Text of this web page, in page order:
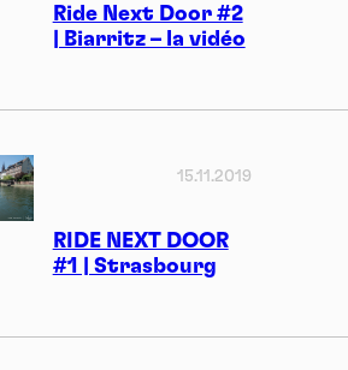
Ride Next Door #2
| Biarritz – la vidéo
RIDE NEXT DOOR
#1 | Strasbourg
15.11.2019